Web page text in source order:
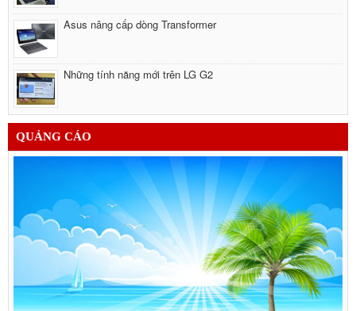
Asus nâng cấp dòng Transformer
Những tính năng mới trên LG G2
QUẢNG CÁO